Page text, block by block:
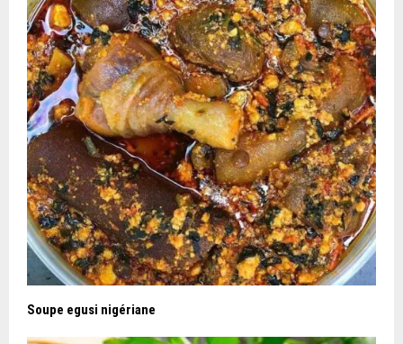
Soupe egusi nigériane